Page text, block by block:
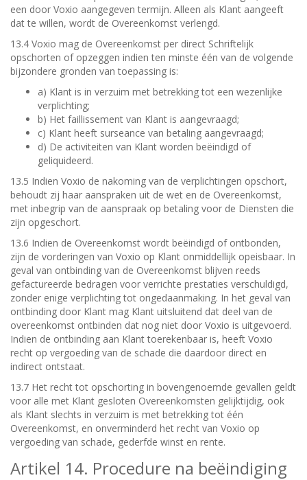
een door Voxio aangegeven termijn. Alleen als Klant aangeeft
dat te willen, wordt de Overeenkomst verlengd.
13.4 Voxio mag de Overeenkomst per direct Schriftelijk
opschorten of opzeggen indien ten minste één van de volgende
bijzondere gronden van toepassing is:
a) Klant is in verzuim met betrekking tot een wezenlijke
verplichting;
b) Het faillissement van Klant is aangevraagd;
c) Klant heeft surseance van betaling aangevraagd;
d) De activiteiten van Klant worden beëindigd of
geliquideerd.
13.5 Indien Voxio de nakoming van de verplichtingen opschort,
behoudt zij haar aanspraken uit de wet en de Overeenkomst,
met inbegrip van de aanspraak op betaling voor de Diensten die
zijn opgeschort.
13.6 Indien de Overeenkomst wordt beëindigd of ontbonden,
zijn de vorderingen van Voxio op Klant onmiddellijk opeisbaar. In
geval van ontbinding van de Overeenkomst blijven reeds
gefactureerde bedragen voor verrichte prestaties verschuldigd,
zonder enige verplichting tot ongedaanmaking. In het geval van
ontbinding door Klant mag Klant uitsluitend dat deel van de
overeenkomst ontbinden dat nog niet door Voxio is uitgevoerd.
Indien de ontbinding aan Klant toerekenbaar is, heeft Voxio
recht op vergoeding van de schade die daardoor direct en
indirect ontstaat.
13.7 Het recht tot opschorting in bovengenoemde gevallen geldt
voor alle met Klant gesloten Overeenkomsten gelijktijdig, ook
als Klant slechts in verzuim is met betrekking tot één
Overeenkomst, en onverminderd het recht van Voxio op
vergoeding van schade, gederfde winst en rente.
Artikel 14. Procedure na beëindiging